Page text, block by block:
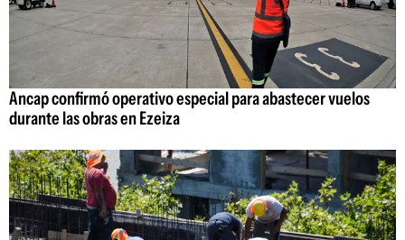
Ancap confirmó operativo especial para abastecer vuelos
durante las obras en Ezeiza